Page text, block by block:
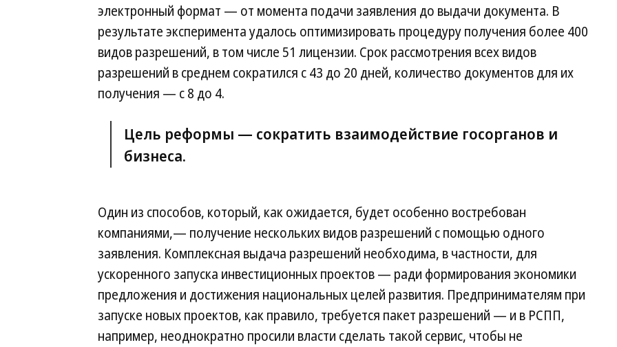
электронный формат — от момента подачи заявления до выдачи документа. В
результате эксперимента удалось оптимизировать процедуру получения более 400
видов разрешений, в том числе 51 лицензии. Срок рассмотрения всех видов
разрешений в среднем сократился с 43 до 20 дней, количество документов для их
получения — с 8 до 4.
Цель реформы — сократить взаимодействие госорганов и
бизнеса.
Один из способов, который, как ожидается, будет особенно востребован
компаниями,— получение нескольких видов разрешений с помощью одного
заявления. Комплексная выдача разрешений необходима, в частности, для
ускоренного запуска инвестиционных проектов — ради формирования экономики
предложения и достижения национальных целей развития. Предпринимателям при
запуске новых проектов, как правило, требуется пакет разрешений — и в РСПП,
например, неоднократно просили власти сделать такой сервис, чтобы не